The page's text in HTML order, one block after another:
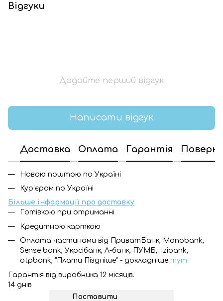
Відгуки
Додайте перший відгук
Написати відгук
Доставка Оплата Гарантія
Новою поштою по Україні
Кур'єром по Україні
Більше інформації про доставку
Готівкою при отриманні
Кредитною карткою
Оплата частинами від ПриватБанк, Monobank,
Sense bank, Укрсібанк, А-банк, ПУМБ, izibank,
otpbank, "Плати Піздніше" - докладніше тут
Гарантія від виробника 12 місяців.
14 днів
Поставити